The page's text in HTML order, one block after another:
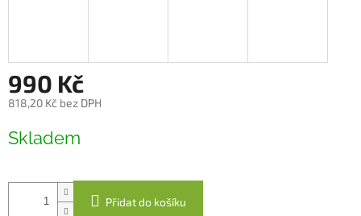
990 Kč
818,20 Kč bez DPH
cena:
Skladem
Přidat do košíku